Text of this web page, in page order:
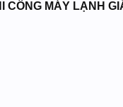
CÔNG MÁY LẠNH